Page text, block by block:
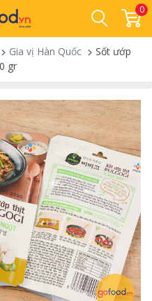
0
Gia vị Hàn Quốc
Sốt ướp
gr